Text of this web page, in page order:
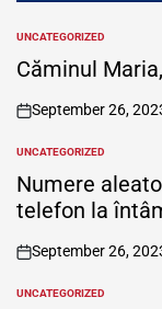
POSTED
IN
UNCATEGORIZED
Căminul
on
September 26,
POSTED
IN
UNCATEGORIZED
Numere
telefon la
on
September 26,
POSTED
UNCATEGORIZED